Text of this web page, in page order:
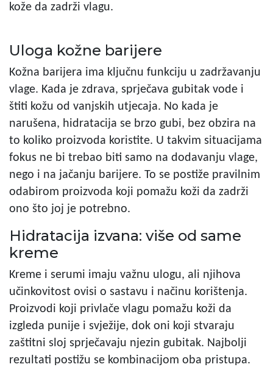
kože da zadrži vlagu.
Uloga kožne barijere
Kožna barijera ima ključnu funkciju u zadržavanju
vlage. Kada je zdrava, sprječava gubitak vode i
štiti kožu od vanjskih utjecaja. No kada je
narušena, hidratacija se brzo gubi, bez obzira na
to koliko proizvoda koristite. U takvim situacijama
fokus ne bi trebao biti samo na dodavanju vlage,
nego i na jačanju barijere. To se postiže pravilnim
odabirom proizvoda koji pomažu koži da zadrži
ono što joj je potrebno.
Hidratacija izvana: više od same
kreme
Kreme i serumi imaju važnu ulogu, ali njihova
učinkovitost ovisi o sastavu i načinu korištenja.
Proizvodi koji privlače vlagu pomažu koži da
izgleda punije i svježije, dok oni koji stvaraju
zaštitni sloj sprječavaju njezin gubitak. Najbolji
rezultati postižu se kombinacijom oba pristupa.